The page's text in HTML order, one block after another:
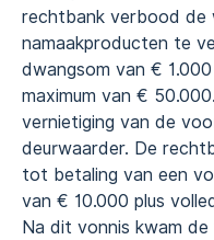
rechtbank verbood de
namaakproducten te
dwangsom van €
maximum van €
vernietiging van de
deurwaarder. De
tot betaling van een
van € 10.000 plus
Na dit vonnis kwam